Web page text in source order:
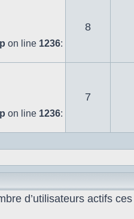
on line 1236:
8
on line 1236:
7
d’utilisateurs actifs